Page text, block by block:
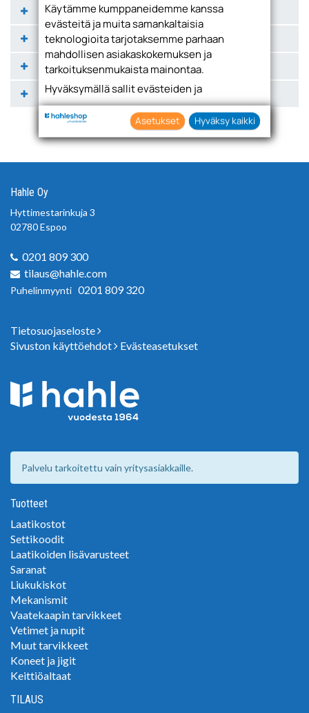
Happy sinks tuotteet
Allaskaapin tarvikkeet
Pistorasiat
Valot
Hahle Oy
Hyttimestarinkuja 3
02780 Espoo
0201 809 300
tilaus@hahle.com
Puhelinmyynti 0201 809 320
Tietosuojaseloste
Sivuston käyttöehdot
Evästeasetukset
Palvelu tarkoitettu vain yritysasiakkaille.
Tuotteet
Laatikostot
Settikoodit
Laatikoiden lisävarusteet
Saranat
Liukukiskot
Mekanismit
Vaatekaapin tarvikkeet
Vetimet ja nupit
Muut tarvikkeet
Koneet ja jigit
Keittiöaltaat
TILAUS
Käytämme kumppaneidemme kanssa
evästeitä ja muita samankaltaisia
teknologioita tarjotaksemme parhaan
mahdollisen asiakaskokemuksen ja
tarkoituksenmukaista mainontaa.
Hyväksymällä sallit evästeiden ja
teknologioiden käytön tietojesi keräämiseen
sekä käyttämiseen. Voit myös antaa
suostumuksesi valikoiden klikkaamalla
“Asetukset” painiketta.
Asetukset Hyväksy kaikki